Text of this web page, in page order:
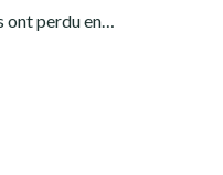
perdu en…